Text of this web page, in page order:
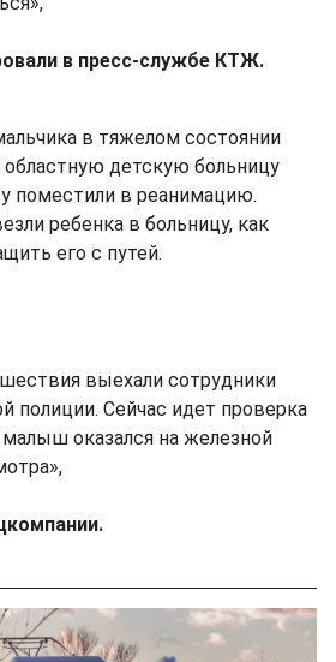
в пресс-службе КТЖ.
в тяжелом состоянии
детскую больницу
поместили в реанимацию.
ребенка в больницу, как
его с путей.
выехали сотрудники
полиции. Сейчас идет проверка
оказался на железной